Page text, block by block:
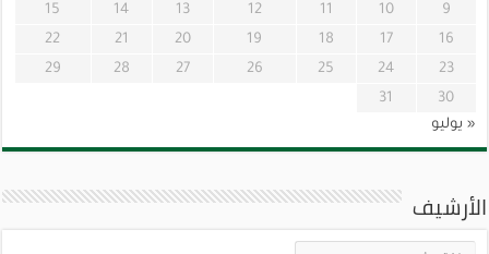
9
10
11
12
13
14
15
16
17
18
19
20
21
22
23
24
25
26
27
28
29
30
31
« يوليو
الأرشيف